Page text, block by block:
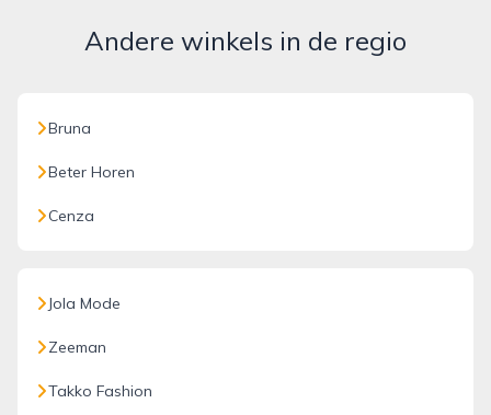
Andere winkels in de regio
Bruna
Beter Horen
Cenza
Jola Mode
Zeeman
Takko Fashion